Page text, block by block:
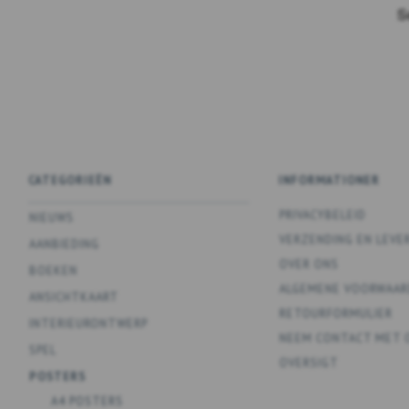
CATEGORIEËN
NIEUWS
AANBIEDING
ANSICHTKAART
INTERIEURONTWERP
POSTERS
A4 POSTERS
INFORMATIONER
ALGEMENE
RETOURFORMULIER
NEEM CONTACT MET